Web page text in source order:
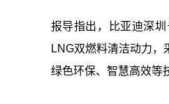
报导指出，比亚迪深
LNG双燃料清洁动力
绿色环保、智慧高效等